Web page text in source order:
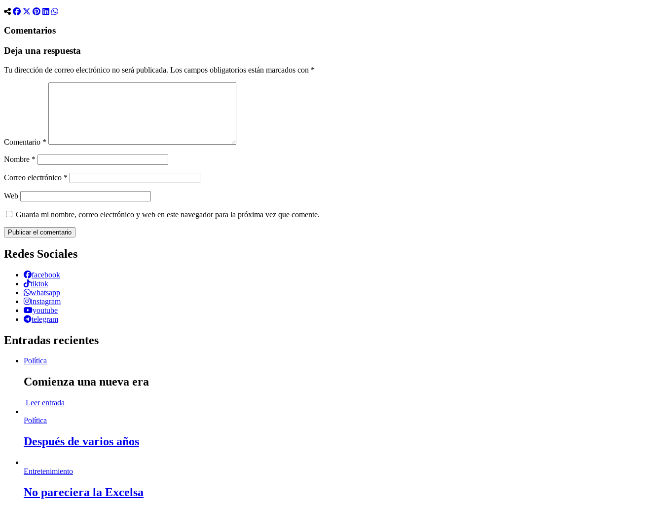
Comentarios
Deja una respuesta
Tu dirección de correo electrónico no será publicada. Los campos obligatorios están marcados con *
Comentario *
Nombre *
Correo electrónico *
Web
Guarda mi nombre, correo electrónico y web en este navegador para la próxima vez que comente.
Redes Sociales
facebook
tiktok
whatsapp
instagram
youtube
telegram
Entradas recientes
Política
Comienza una nueva era
Leer entrada
Política
Después de varios años
Entretenimiento
No pareciera la Excelsa